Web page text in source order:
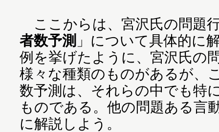
ここからは、宮沢氏の問題
者数予測 」について具体的に
例を挙げたように、宮沢氏の
様々な種類のものがあるが、
数予測は、それらの中でも特
ものである。他の問題ある言
に解説しよう。